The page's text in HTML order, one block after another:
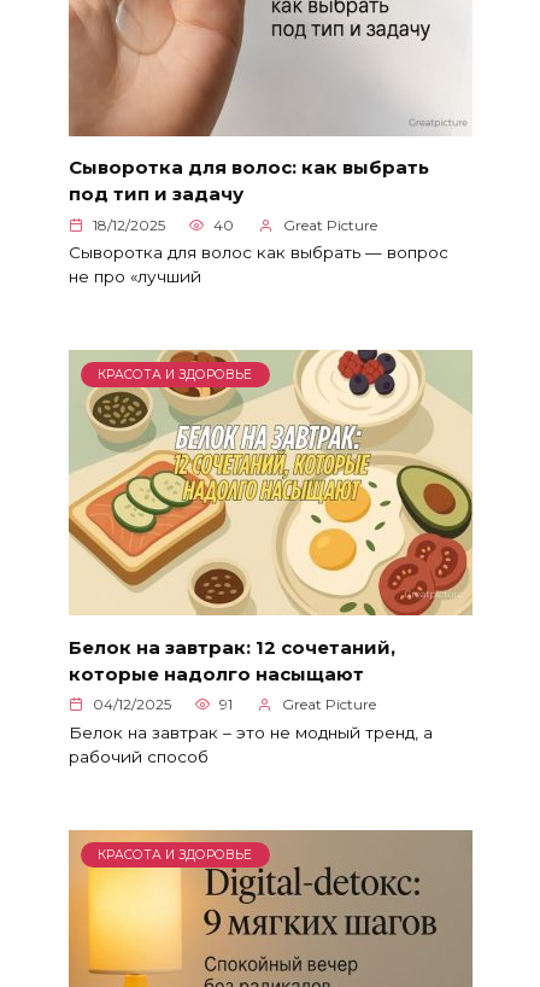
Сыворотка для волос: как выбрать
под тип и задачу
18/12/2025 40 Great Picture
Сыворотка для волос как выбрать — вопрос
не про «лучший
КРАСОТА И ЗДОРОВЬЕ
Белок на завтрак: 12 сочетаний,
которые надолго насыщают
04/12/2025 91 Great Picture
Белок на завтрак – это не модный тренд, а
рабочий способ
КРАСОТА И ЗДОРОВЬЕ